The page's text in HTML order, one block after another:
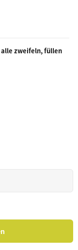
zweifeln, füllen